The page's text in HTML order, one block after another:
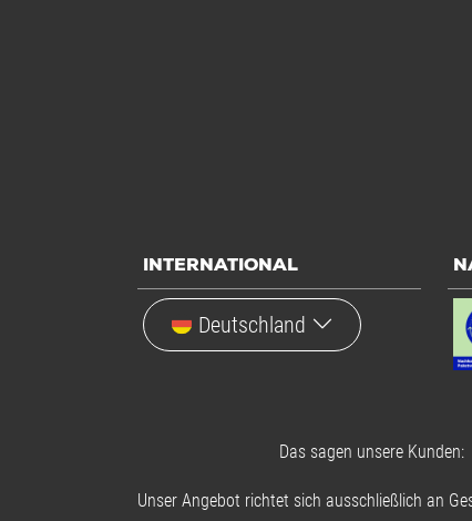
INTERNATIONAL
Deutschland
Das sagen unsere Kunden:
Unser Angebot richtet sich ausschließlich an